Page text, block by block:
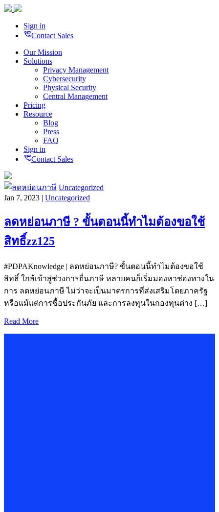
Sign in
perm_phone_msgContact Sales
Our Mission
Solutions
Privacy Management
Cybersecurity
Physical Security
Central Management
Pricing
Resource
Blog
Press
FAQ
Sign in
perm_phone_msgContact Sales
Uncategorized
Jan 7, 2023 | Uncategorized
ลดหย่อนภาษี ? ขั้นตอนนี้ทำไมต้องขอใช้
สิทธิ์zz125
#PDPAKnowledge | ลดหย่อนภาษี? ขั้นตอนนี้ทำไมต้องขอใช้
สิทธิ์ ใกล้เข้าสู่ช่วงการยื่นภาษี หลายคนก็เริ่มมองหาช่องทางใน
การ ลดหย่อนภาษี ไม่ว่าจะเป็นมาตรการที่ส่งเสริมโดยภาครัฐ
หรือแม้แต่การซื้อประกันภัย และการลงทุนในกองทุนต่าง […]
Read More